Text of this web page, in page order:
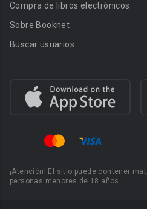
Compra de libros electrónicos
Sobre Booknet
Buscar usuarios
¡Atención! El sitio puede contener
personas menores de 18 años.